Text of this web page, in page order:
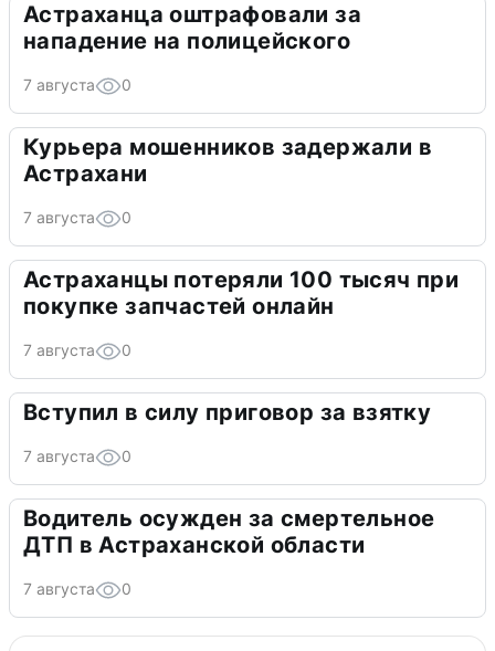
Астраханца оштрафовали за
нападение на полицейского
7 августа 0
Курьера мошенников задержали в
Астрахани
7 августа 0
Астраханцы потеряли 100 тысяч при
покупке запчастей онлайн
7 августа 0
Вступил в силу приговор за взятку
7 августа 0
Водитель осужден за смертельное
ДТП в Астраханской области
7 августа 0